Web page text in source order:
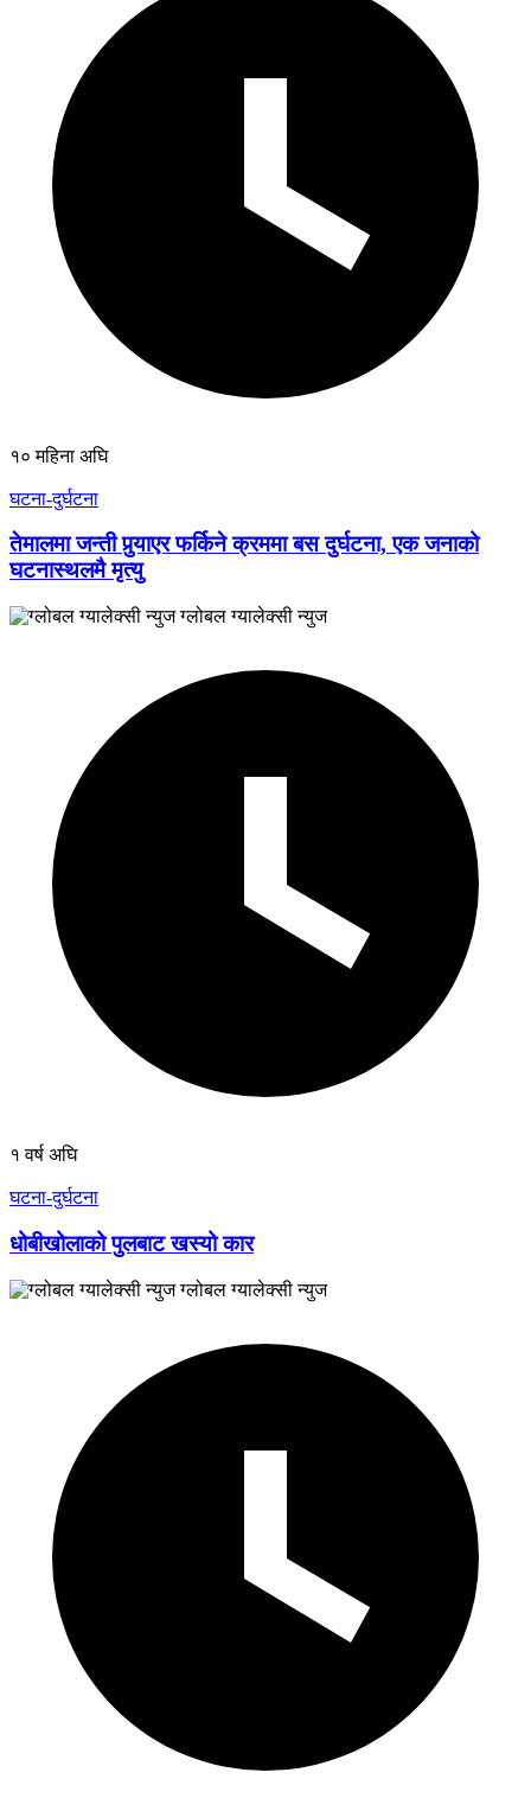
१० महिना अघि
घटना-दुर्घटना
तेमालमा जन्ती पुर्‍याएर फर्किने क्रममा बस दुर्घटना, एक जनाको
घटनास्थलमै मृत्यु
ग्लोबल ग्यालेक्सी न्युज
१ वर्ष अघि
घटना-दुर्घटना
धोबीखोलाको पुलबाट खस्यो कार
ग्लोबल ग्यालेक्सी न्युज